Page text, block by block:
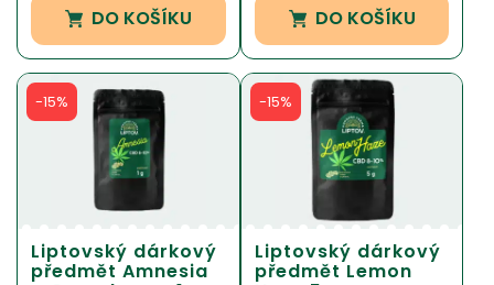
hodnocení
zákazníka
DO KOŠÍKU
hodnocení
zákazníka
DO KOŠÍKU
-15%
Liptovský dárkový
předmět Amnesia
-15%
Liptovský dárkový
předmět Lemon